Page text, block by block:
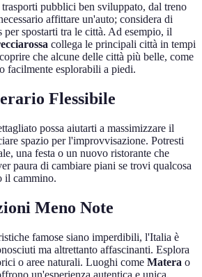
pubblici ben sviluppato, dal treno
affittare un'auto; considera di
per spostarti tra le città. Ad esempio, il
collega le principali città in tempi
che alcune delle città più belle, come
facilmente esplorabili a piedi.
Flessibile
possa aiutarti a massimizzare il
spazio per l'improvvisazione. Potresti
una festa o un nuovo ristorante che
paura di cambiare piani se trovi qualcosa
il cammino.
Meno Note
famose siano imperdibili, l'Italia è
ma altrettanto affascinanti. Esplora
o aree naturali. Luoghi come Matera o
un'esperienza autentica e unica,